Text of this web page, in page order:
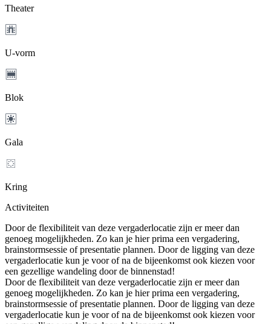
Theater
U-vorm
Blok
Gala
Kring
Activiteiten
Door de flexibiliteit van deze vergaderlocatie zijn er meer dan
genoeg mogelijkheden. Zo kan je hier prima een vergadering,
brainstormsessie of presentatie plannen. Door de ligging van deze
vergaderlocatie kun je voor of na de bijeenkomst ook kiezen voor
een gezellige wandeling door de binnenstad!
Door de flexibiliteit van deze vergaderlocatie zijn er meer dan
genoeg mogelijkheden. Zo kan je hier prima een vergadering,
brainstormsessie of presentatie plannen. Door de ligging van deze
vergaderlocatie kun je voor of na de bijeenkomst ook kiezen voor